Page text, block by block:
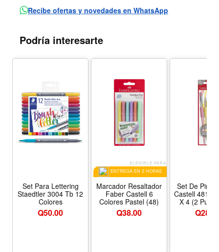
amarillo claro, 129 laca rosa rubia, 154 turquesa cobalto
Recibe ofertas y novedades en WhatsApp
Podría interesarte
Set Para Lettering
Staedtler 3004 Tb 12
Colores
Q50.00
ELEGIBLE PARA
ENTREGA EN 2 HORAS
Marcador Resaltador
Faber Castell 6
Colores Pastel (48)
Q38.00
Set De
Castell
X 4 (2
Q